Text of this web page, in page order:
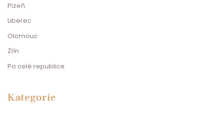
Plzeň
Liberec
Olomouc
Zlín
Po celé republice
Kategorie